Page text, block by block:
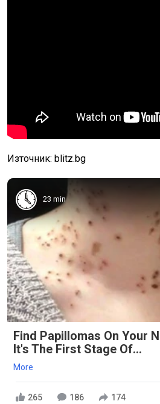
Източник: blitz.bg
23 min
Find Papillomas On Your
It's The First Stage Of...
More
265 186 174